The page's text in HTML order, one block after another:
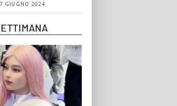
GIUGNO 2024